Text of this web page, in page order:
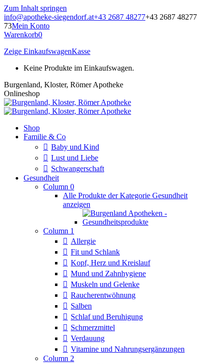
Zum Inhalt springen
info@apotheke-siegendorf.at+43 2687 48277+43 2687 48277
73Mein Konto
Warenkorb0
Zeige EinkaufswagenKasse
Keine Produkte im Einkaufswagen.
Burgenland, Kloster, Römer Apotheke
Onlineshop
Shop
Familie & Co
Baby und Kind
Lust und Liebe
Schwangerschaft
Gesundheit
Column 0
Alle Produkte der Kategorie Gesundheit
anzeigen
Column 1
Allergie
Fit und Schlank
Kopf, Herz und Kreislauf
Mund und Zahnhygiene
Muskeln und Gelenke
Raucherentwöhnung
Salben
Schlaf und Beruhigung
Schmerzmittel
Verdauung
Vitamine und Nahrungsergänzungen
Column 2